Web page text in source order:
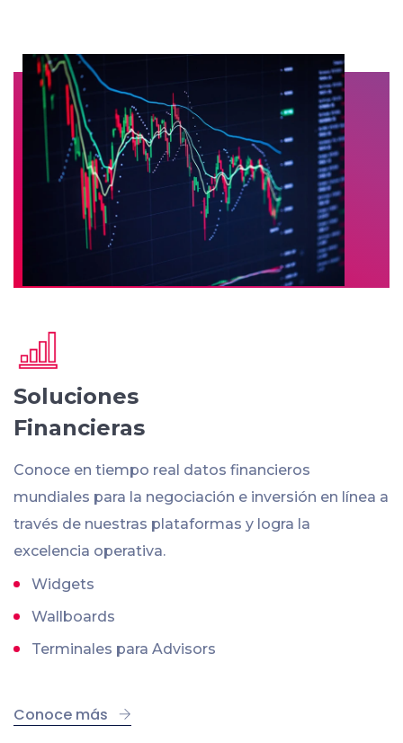
Soluciones
Financieras
Conoce en tiempo real datos financieros
mundiales para la negociación e inversión en línea a
través de nuestras plataformas y logra la
excelencia operativa.
Widgets
Wallboards
Terminales para Advisors
Conoce más